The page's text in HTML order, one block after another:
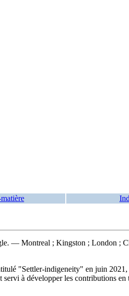
— Montreal ; Kingston ; London ;
"Settler-indigeneity" en juin
servi à développer les contributions